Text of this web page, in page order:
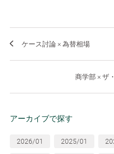
ケース討論 × 為替相場
商学部 × ザ
アーカイブで探す
2026/01 2025/01